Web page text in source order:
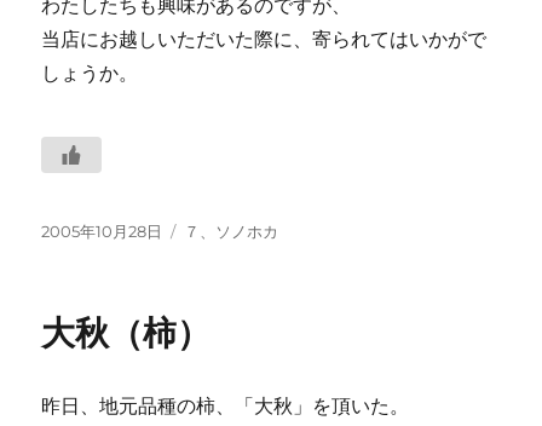
わたしたちも興味があるのですが、
当店にお越しいただいた際に、寄られてはいかがで
しょうか。
投
2005年10月28日
カ
ー
７、ソノホカ
大秋（柿）
昨日、地元品種の柿、「大秋」を頂いた。